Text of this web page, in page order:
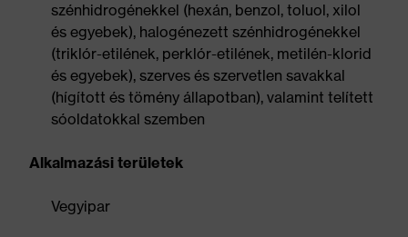
szénhidrogénekkel (hexán, benzol, toluol, xilol
és egyebek), halogénezett szénhidrogénekkel
(triklór-etilének, perklór-etilének, metilén-klorid
és egyebek), szerves és szervetlen savakkal
(hígított és tömény állapotban), valamint telített
sóoldatokkal szemben
Alkalmazási területek
Vegyipar